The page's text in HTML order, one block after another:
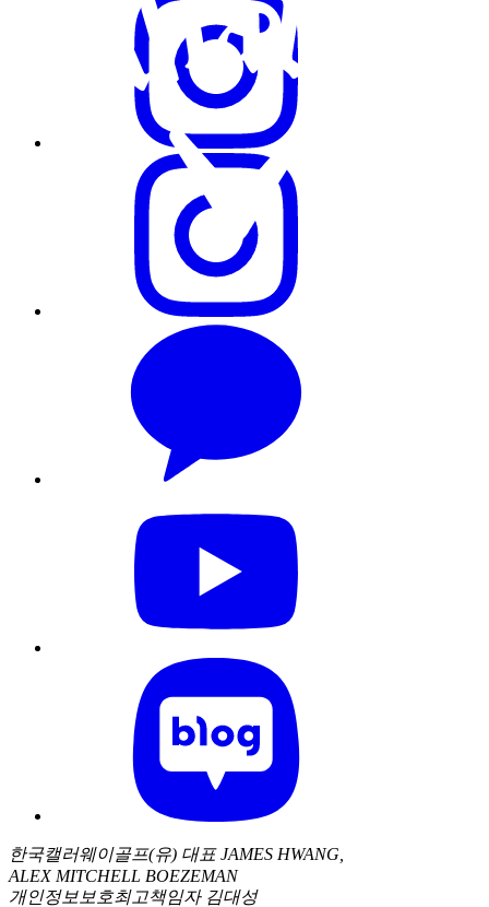
한국캘러웨이골프(유) 대표 JAMES HWANG,
ALEX MITCHELL BOEZEMAN
개인정보보호최고책임자 김대성